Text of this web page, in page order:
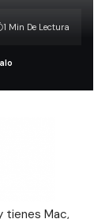
1 Min De Lectura
tienes Mac,